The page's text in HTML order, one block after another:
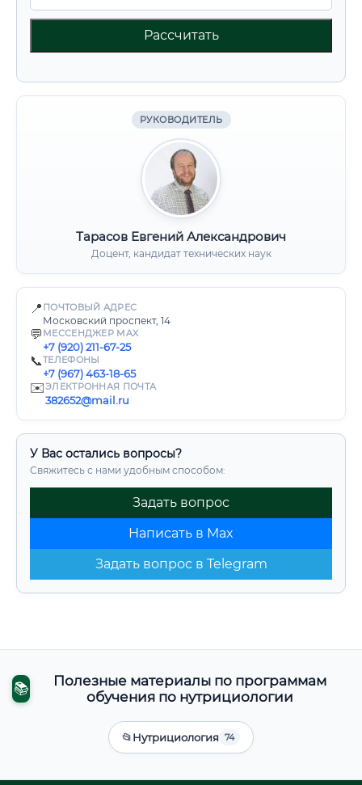
Рассчитать
РУКОВОДИТЕЛЬ
Тарасов Евгений Александрович
Доцент, кандидат технических наук
📍 ПОЧТОВЫЙ АДРЕС
Московский проспект, 14
💬 МЕССЕНДЖЕР MAX
+7 (920) 211-67-25
📞ТЕЛЕФОНЫ
+7 (967) 463-18-65
✉️ЭЛЕКТРОННАЯ ПОЧТА
382652@mail.ru
У Вас остались вопросы?
Свяжитесь с нами удобным способом:
Задать вопрос
Написать в Max
Задать вопрос в Telegram
📚
Полезные материалы по программам
обучения по нутрициологии
📂Нутрициология 74